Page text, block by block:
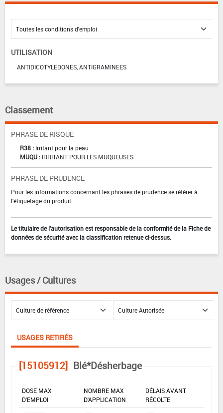
UTILISATION
ANTIDICOTYLEDONES, ANTIGRAMINEES
Classement
PHRASE DE RISQUE
R38 : Irritant pour la peau
MUQU : IRRITANT POUR LES MUQUEUSES
PHRASE DE PRUDENCE
Pour les informations concernant les phrases de prudence se référer à
l'étiquetage du produit.
Le titulaire de l'autorisation est responsable de la conformité de la Fiche de
données de sécurité avec la classification retenue ci-dessus.
Usages / Cultures
USAGES RETIRÉS
[15105912] Blé*Désherbage
DOSE MAX
D'EMPLOI
NOMBRE MAX
D'APPLICATION
DÉLAIS AVANT
RÉCOLTE